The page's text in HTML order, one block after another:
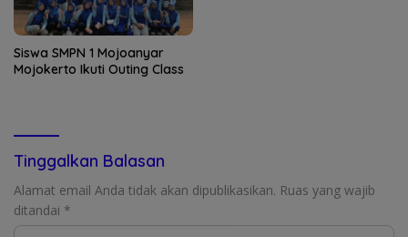
Siswa SMPN 1 Mojoanyar
Mojokerto Ikuti Outing Class
Tinggalkan Balasan
Alamat email Anda tidak akan dipublikasikan. Ruas yang wajib
ditandai *